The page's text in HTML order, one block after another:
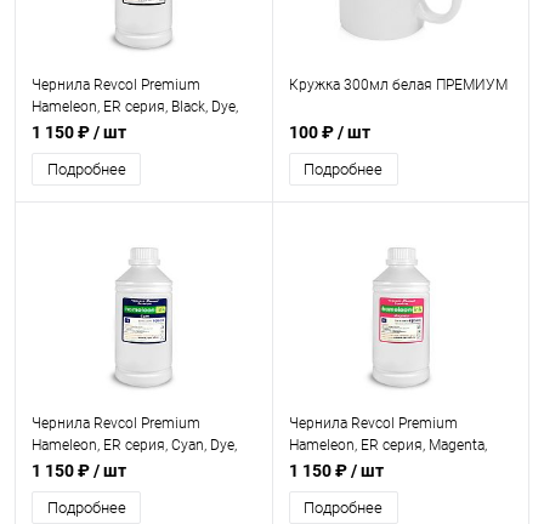
Чернила Revcol Premium
Hameleon, ER серия, Black, Dye,
1л.
1 150 ₽/ шт
Подробнее
Кружка 300мл белая ПРЕМИУМ
100 ₽/ шт
Подробнее
Чернила Revcol Premium
Hameleon, ER серия, Cyan, Dye,
1л.
1 150 ₽/ шт
Подробнее
Чернила Revcol Premium
Hameleon, ER серия, Magenta,
Dye, 1л.
1 150 ₽/ шт
Подробнее